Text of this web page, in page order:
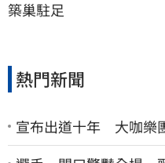
築巢駐足
熱門新聞
宣布出道十年 大咖樂